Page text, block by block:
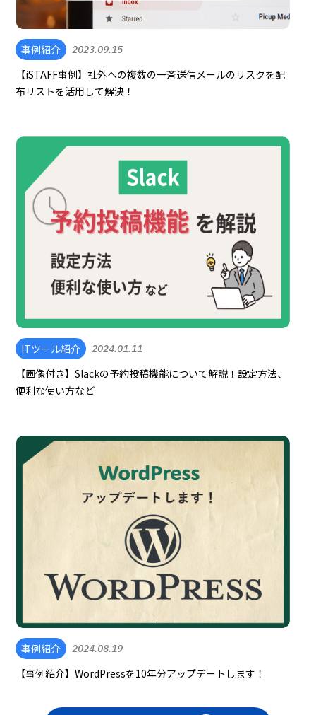
事例紹介 2023.09.15
【iSTAFF事例】社外への複数の一斉送信メールのリスクを配
布リストを活用して解決！
ITツール紹介 2024.01.11
【画像付き】Slackの予約投稿機能について解説！設定方法、
便利な使い方など
事例紹介 2024.08.19
【事例紹介】WordPressを10年分アップデートします！